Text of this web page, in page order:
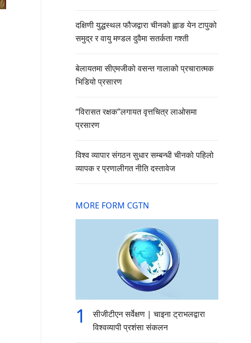
दक्षिणी युद्धस्थल फौजद्वारा चीनको ह्वाङ येन टापुको
समुद्र र वायु मण्डल दुवैमा सतर्कता गश्ती
बेलायतमा सीएमजीको वसन्त गालाको प्रचारात्मक
भिडियो प्रसारण
“विरासत रक्षक”लगायत वृत्तचित्र लाओसमा
प्रसारण
विश्व व्यापार संगठन सुधार सम्बन्धी चीनको पहिलो
व्यापक र प्रणालीगत नीति दस्तावेज
MORE FORM CGTN
1
सीजीटीएन सर्वेक्षण | चाइना ट्राभलद्वारा
विश्वव्यापी प्रशंसा संकलन